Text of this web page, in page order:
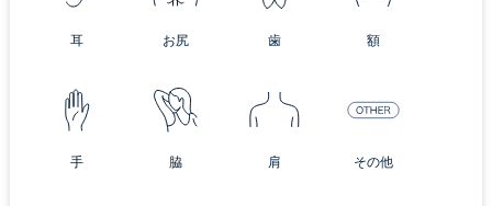
耳 お尻 歯 額
手 脇 肩 その他